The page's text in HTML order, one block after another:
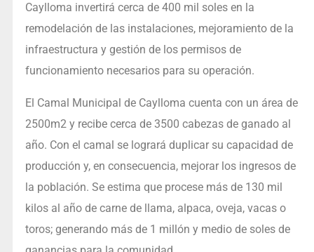
Caylloma invertirá cerca de 400 mil soles en la
remodelación de las instalaciones, mejoramiento de la
infraestructura y gestión de los permisos de
funcionamiento necesarios para su operación.
El Camal Municipal de Caylloma cuenta con un área de
2500m2 y recibe cerca de 3500 cabezas de ganado al
año. Con el camal se logrará duplicar su capacidad de
producción y, en consecuencia, mejorar los ingresos de
la población. Se estima que procese más de 130 mil
kilos al año de carne de llama, alpaca, oveja, vacas o
toros; generando más de 1 millón y medio de soles de